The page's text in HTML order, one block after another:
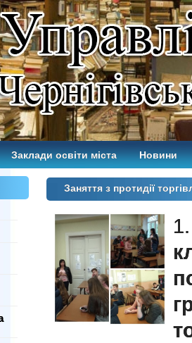
Заклади освіти міста Новини
Заняття з протидії